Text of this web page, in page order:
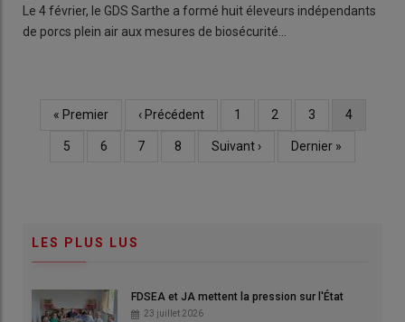
Le 4 février, le GDS Sarthe a formé huit éleveurs indépendants
de porcs plein air aux mesures de biosécurité…
Première
« Premier
Page
‹ Précédent Page
1 Page
2 Page
3
Page
4
Page
5 Page
6 Page
7 Page
8
Page
Suivant ›
Dernière
Dernier »
LES PLUS LUS
FDSEA et JA mettent la pression sur l'État
23 juillet 2026